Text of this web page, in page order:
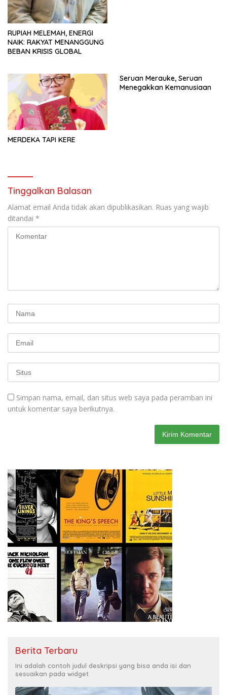
RUPIAH MELEMAH, ENERGI
NAIK: RAKYAT MENANGGUNG
BEBAN KRISIS GLOBAL
MERDEKA TAPI KERE
Seruan Merauke, Seruan
Menegakkan Kemanusiaan
Tinggalkan Balasan
Alamat email Anda tidak akan dipublikasikan. Ruas yang wajib
ditandai *
Simpan nama, email, dan situs web saya pada peramban ini
untuk komentar saya berikutnya.
Berita Terbaru
Ini adalah contoh judul deskripsi yang bisa anda isi dan
sesuaikan pada widget